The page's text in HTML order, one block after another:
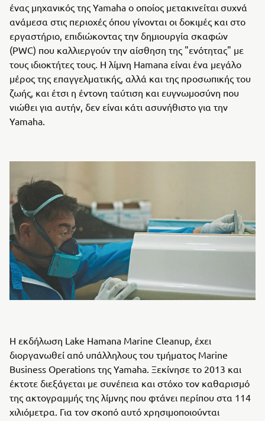
ένας μηχανικός της Yamaha ο οποίος μετακινείται συχνά
ανάμεσα στις περιοχές όπου γίνονται οι δοκιμές και στο
εργαστήριο, επιδιώκοντας την δημιουργία σκαφών
(PWC) που καλλιεργούν την αίσθηση της "ενότητας" με
τους ιδιοκτήτες τους. Η λίμνη Hamana είναι ένα μεγάλο
μέρος της επαγγελματικής, αλλά και της προσωπικής του
ζωής, και έτσι η έντονη ταύτιση και ευγνωμοσύνη που
νιώθει για αυτήν, δεν είναι κάτι ασυνήθιστο για την
Yamaha.
Η εκδήλωση Lake Hamana Marine Cleanup, έχει
διοργανωθεί από υπάλληλους του τμήματος Marine
Business Operations της Yamaha. Ξεκίνησε το 2013 και
έκτοτε διεξάγεται με συνέπεια και στόχο τον καθαρισμό
της ακτογραμμής της λίμνης που φτάνει περίπου στα 114
χιλιόμετρα. Για τον σκοπό αυτό χρησιμοποιούνται